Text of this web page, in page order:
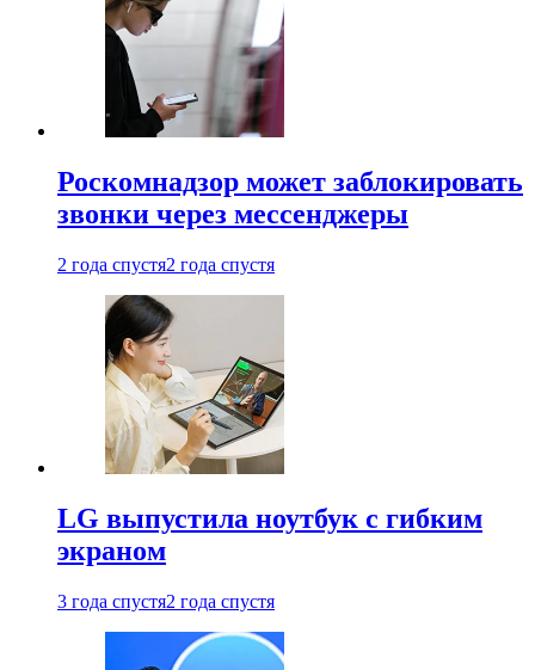
Роскомнадзор может заблокировать
звонки через мессенджеры
2 года спустя2 года спустя
LG выпустила ноутбук с гибким
экраном
3 года спустя2 года спустя